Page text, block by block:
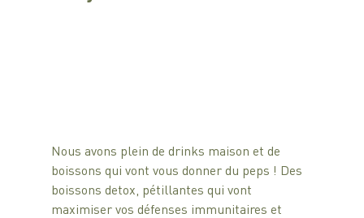
Nous avons plein de drinks maison et de
boissons qui vont vous donner du peps ! Des
boissons detox, pétillantes qui vont
maximiser vos défenses immunitaires et